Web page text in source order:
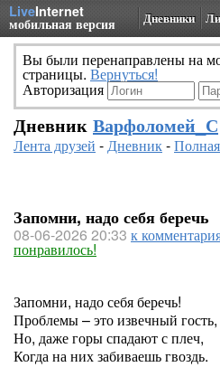
LiveInternet
мобильная версия Дневники
Вы были перенаправлены на
страницы. Вернуться!
Авторизация
Дневник Варфоломей_С
Лента друзей -Дневник-
Запомни, надо себя беречь
08-06-2026 20:33 к
понравилось!
Запомни, надо себя беречь!
Проблемы – это извечный гость,
Но, даже горы спадают с плеч,
Когда на них забиваешь гвоздь.